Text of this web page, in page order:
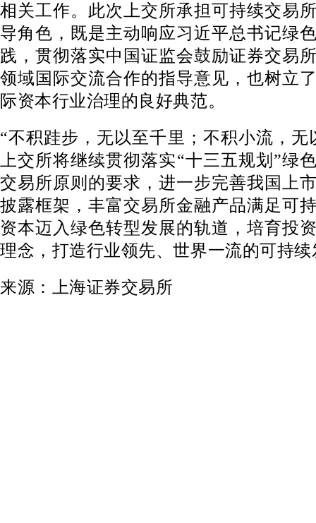
相关工作。此次上交所承担可持续交易
导角色，既是主动响应习近平总书记绿
践，贯彻落实中国证监会鼓励证券交易
领域国际交流合作的指导意见，也树立
际资本行业治理的良好典范。
“不积跬步，无以至千里；不积小流，无
上交所将继续贯彻落实“十三五规划”绿
交易所原则的要求，进一步完善我国上
披露框架，丰富交易所金融产品满足可
资本迈入绿色转型发展的轨道，培育投
理念，打造行业领先、世界一流的可持
来源：上海证券交易所